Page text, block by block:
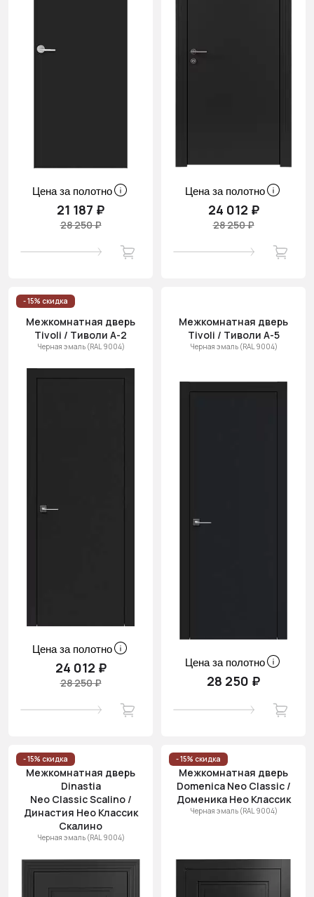
Цена за полотно
21 187 ₽
28 250 ₽
Цена за полотно
24 012 ₽
28 250 ₽
- 15% скидка
Межкомнатная дверь
Tivoli / Тиволи А-2
Черная эмаль (RAL 9004)
Цена за полотно
24 012 ₽
28 250 ₽
Межкомнатная дверь
Tivoli / Тиволи А-5
Черная эмаль (RAL 9004)
Цена за полотно
28 250 ₽
- 15% скидка
Межкомнатная дверь
Dinastia
Neo Classic Scalino /
Династия Нео Классик
Скалино
Черная эмаль (RAL 9004)
- 15% скидка
Межкомнатная дверь
Domenica Neo Classic /
Доменика Нео Классик
Черная эмаль (RAL 9004)